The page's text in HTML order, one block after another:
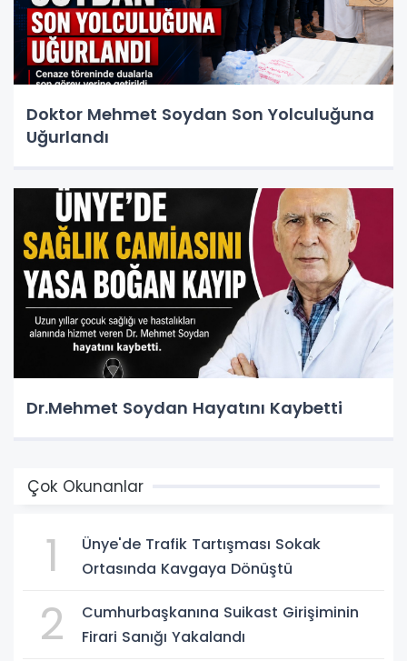
Doktor Mehmet Soydan Son Yolculuğuna
Uğurlandı
Dr.Mehmet Soydan Hayatını Kaybetti
Çok Okunanlar
1
Ünye'de Trafik Tartışması Sokak
Ortasında Kavgaya Dönüştü
2
Cumhurbaşkanına Suikast Girişiminin
Firari Sanığı Yakalandı